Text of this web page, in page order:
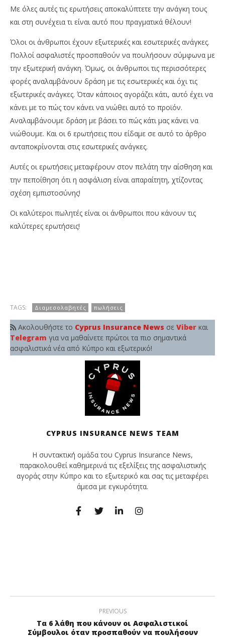
Με όλες αυτές τις ερωτήσεις αποκαλύπτετε την ανάγκη τους
και στη συνέχεια τι είναι αυτό που πραγματικά θέλουν!
Όλοι οι άνθρωποι έχουν εξωτερικές και εσωτερικές ανάγκες.
Πολλοί ασφαλιστές προσπαθούν να πουλήσουν σύμφωνα με
την εξωτερική ανάγκη. Όμως, οι άνθρωποι τις περισσότερες
φορές αναλαμβάνουν δράση με τις εσωτερικές και όχι τις
εξωτερικές ανάγκες. Όταν κάποιος αγοράζει κάτι, αυτό έχει να
κάνει με το πώς τον κάνει να νιώθει αυτό το προϊόν.
Αναλαμβάνουμε δράση με βάσει το πώς κάτι μας κάνει να
νιώθουμε. Και οι 6 ερωτήσεις που είδαμε σε αυτό το άρθρο
ανταποκρίνονται στις εσωτερικές ανάγκες.
Αυτές οι ερωτήσεις μεταφέρουν στον πελάτη την αίσθηση και
την πεποίθηση ότι η ασφάλιση είναι απαραίτητη, χτίζοντας
σχέση εμπιστοσύνης!
Οι καλύτεροι πωλητές είναι οι άνθρωποι που κάνουν τις
καλύτερες ερωτήσεις!
TAGS: Διαμεσολαβητές πωλήσεις
Ακολουθήστε το Cyprus Insurance News σε Viber και
Telegram για να μαθαίνετε πρώτοι τα πιο σημαντικά
ασφαλιστικά νέα από Κύπρο και εξωτερικό!
CYPRUS INSURANCE NEWS TEAM
Η συντακτική ομάδα του Cyprus Insurance News,
παρακολουθεί καθημερινά τις εξελίξεις της ασφαλιστικής
αγοράς στην Κύπρο και το εξωτερικό και σας τις μεταφέρει
άμεσα με εγκυρότητα.
PREVIOUS
Τα 6 λάθη που κάνουν οι Ασφαλιστικοί
Σύμβουλοι όταν προσπαθούν να πουλήσουν